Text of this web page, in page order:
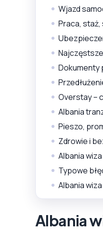
Wjazd
Praca, staż,
Dokumenty
Overstay –
Albania
Pieszo,
Zdrowie i
Albania
Typowe
Albania
Albania